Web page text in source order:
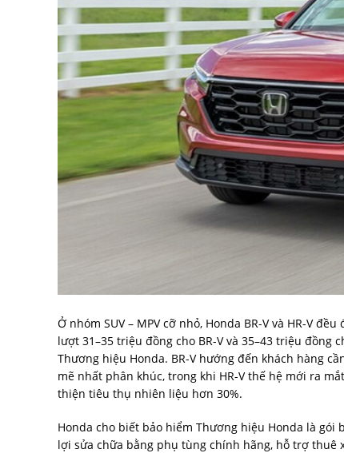
Ở nhóm SUV – MPV cỡ nhỏ, Honda BR-V và HR-V
lượt 31–35 triệu đồng cho BR-V và 35–43 triệu đồng
Thương hiệu Honda. BR-V hướng đến khách hàng
mẽ nhất phân khúc, trong khi HR-V thế hệ mới ra
thiện tiêu thụ nhiên liệu hơn 30%.
Honda cho biết bảo hiểm Thương hiệu Honda là
lợi sửa chữa bằng phụ tùng chính hãng, hỗ trợ